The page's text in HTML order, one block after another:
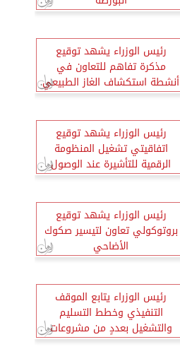
رئيس الوزراء يشهد توقيع
مذكرة تفاهم للتعاون في
أنشطة استكشاف الغاز الطبيعي
بمنطقة غرب البحر المتوسط
رئيس الوزراء يشهد توقيع
اتفاقيتي تشغيل المنظومة
الرقمية للتأشيرة عند الوصول
بمطار القاهرة
رئيس الوزراء يشهد توقيع
بروتوكولي تعاون لتيسير صكوك
الأضاحي
رئيس الوزراء يتابع الموقف
التنفيذي وخطط التسليم
والتشغيل بعددٍ من مشروعات
وزارة الإسكان